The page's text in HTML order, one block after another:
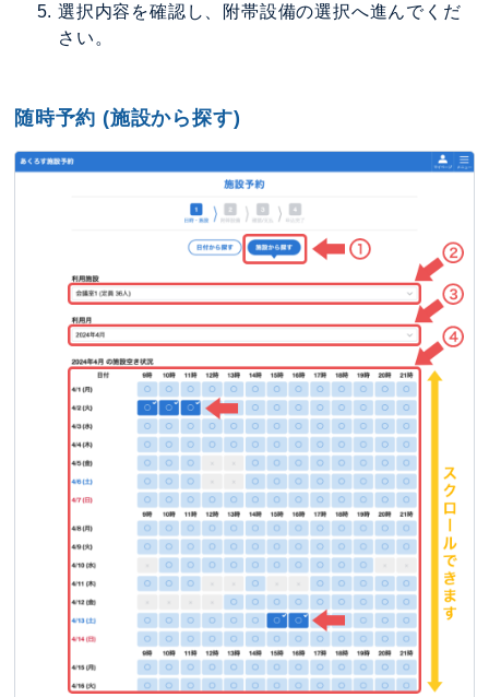
選択内容を確認し、附帯設備の選択へ進んでくだ
さい。
随時予約 (施設から探す)